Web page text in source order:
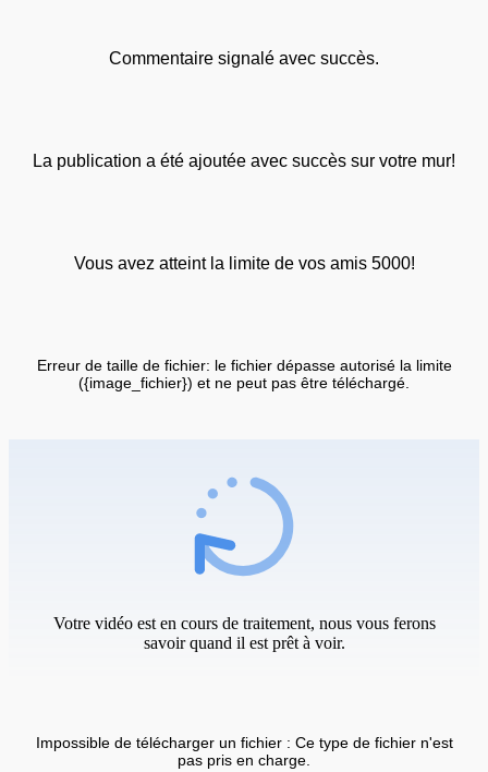
Commentaire signalé avec succès.
La publication a été ajoutée avec succès sur votre mur!
Vous avez atteint la limite de vos amis 5000!
Erreur de taille de fichier: le fichier dépasse autorisé la limite
({image_fichier}) et ne peut pas être téléchargé.
Votre vidéo est en cours de traitement, nous vous ferons
savoir quand il est prêt à voir.
Impossible de télécharger un fichier : Ce type de fichier n'est
pas pris en charge.